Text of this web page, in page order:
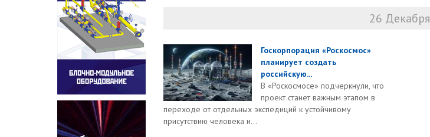
26 Декабря
Госкорпорация «Роскосмос»
планирует создать
российскую...
В «Роскосмосе» подчеркнули, что
проект станет важным этапом в
переходе от отдельных экспедиций к устойчивому
присутствию человека и...